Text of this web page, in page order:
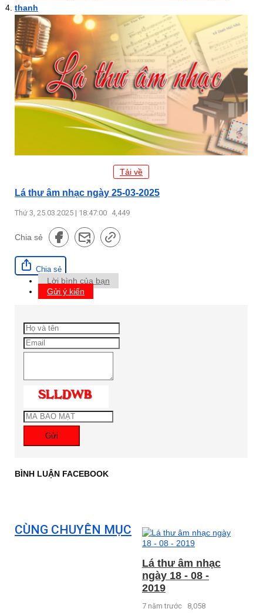
thanh
Tải về
Lá thư âm nhạc ngày 25-03-2025
Thứ 3, 25.03.2025 | 18:47:00 4,449
Chia sẻ
Chia sẻ
Lời bình của bạn
Gửi ý kiến
Gửi
BÌNH LUẬN FACEBOOK
CÙNG CHUYÊN MỤC
Lá thư âm nhạc
ngày 18 - 08 -
2019
7 năm trước 8,058